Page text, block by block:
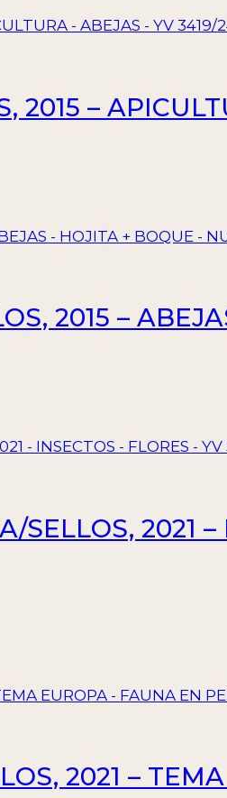
2015 –
2015 –
SELLOS, 2021
2021 –